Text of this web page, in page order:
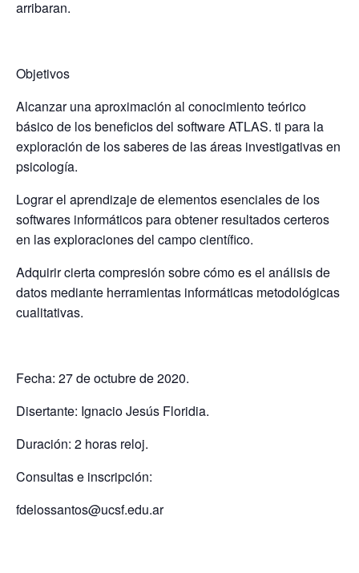
arribaran.
Objetivos
Alcanzar una aproximación al conocimiento teórico
básico de los beneficios del software ATLAS. ti para la
exploración de los saberes de las áreas investigativas en
psicología.
Lograr el aprendizaje de elementos esenciales de los
softwares informáticos para obtener resultados certeros
en las exploraciones del campo científico.
Adquirir cierta compresión sobre cómo es el análisis de
datos mediante herramientas informáticas metodológicas
cualitativas.
Fecha: 27 de octubre de 2020.
Disertante: Ignacio Jesús Floridia.
Duración: 2 horas reloj.
Consultas e inscripción:
fdelossantos@ucsf.edu.ar